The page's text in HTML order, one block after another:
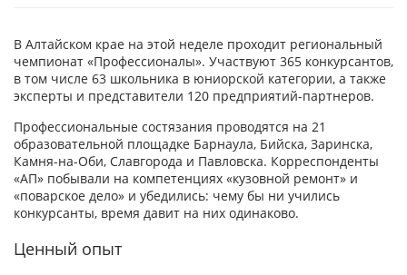
В Алтайском крае на этой неделе проходит региональный
чемпионат «Профессионалы». Участвуют 365 конкурсантов,
в том числе 63 школьника в юниорской категории, а также
эксперты и представители 120 предприятий-партнеров.
Профессиональные состязания проводятся на 21
образовательной площадке Барнаула, Бийска, Заринска,
Камня-на-Оби, Славгорода и Павловска. Корреспонденты
«АП» побывали на компетенциях «кузовной ремонт» и
«поварское дело» и убедились: чему бы ни учились
конкурсанты, время давит на них одинаково.
Ценный опыт